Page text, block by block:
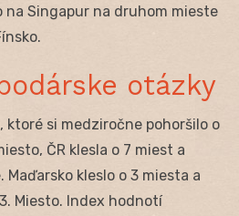
na Singapur na druhom mieste
otázky
ktoré si medziročne pohoršilo o
ČR klesla o 7 miest a
kleslo o 3 miesta a
Miesto. Index hodnotí